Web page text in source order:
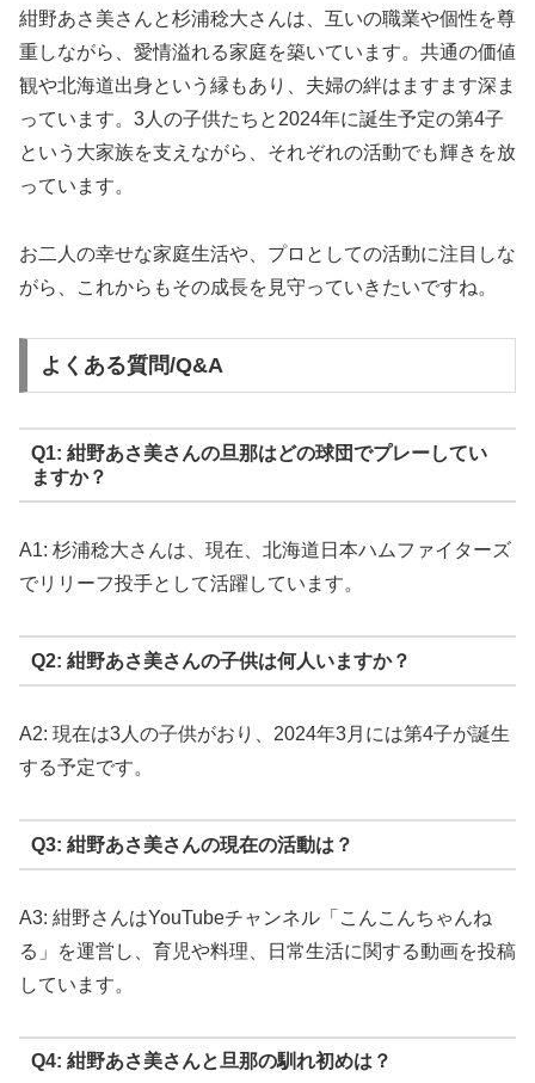
紺野あさ美さんと杉浦稔大さんは、互いの職業や個性を尊
重しながら、愛情溢れる家庭を築いています。共通の価値
観や北海道出身という縁もあり、夫婦の絆はますます深ま
っています。3人の子供たちと2024年に誕生予定の第4子
という大家族を支えながら、それぞれの活動でも輝きを放
っています。
お二人の幸せな家庭生活や、プロとしての活動に注目しな
がら、これからもその成長を見守っていきたいですね。
よくある質問/Q&A
Q1: 紺野あさ美さんの旦那はどの球団でプレーしてい
ますか？
A1: 杉浦稔大さんは、現在、北海道日本ハムファイターズ
でリリーフ投手として活躍しています。
Q2: 紺野あさ美さんの子供は何人いますか？
A2: 現在は3人の子供がおり、2024年3月には第4子が誕生
する予定です。
Q3: 紺野あさ美さんの現在の活動は？
A3: 紺野さんはYouTubeチャンネル「こんこんちゃんね
る」を運営し、育児や料理、日常生活に関する動画を投稿
しています。
Q4: 紺野あさ美さんと旦那の馴れ初めは？